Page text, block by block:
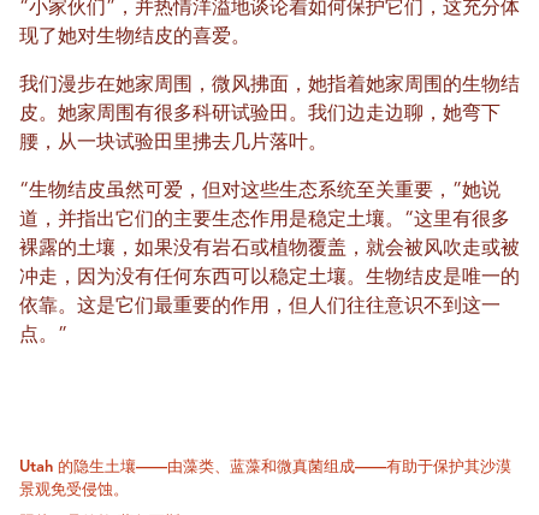
“小家伙们”，并热情洋溢地谈论着如何保护它们，这充分体
现了她对生物结皮的喜爱。
我们漫步在她家周围，微风拂面，她指着她家周围的生物结
皮。她家周围有很多科研试验田。我们边走边聊，她弯下
腰，从一块试验田里拂去几片落叶。
“生物结皮虽然可爱，但对这些生态系统至关重要，”她说
道，并指出它们的主要生态作用是稳定土壤。“这里有很多
裸露的土壤，如果没有岩石或植物覆盖，就会被风吹走或被
冲走，因为没有任何东西可以稳定土壤。生物结皮是唯一的
依靠。这是它们最重要的作用，但人们往往意识不到这一
点。”
Utah 的隐生土壤——由藻类、蓝藻和微真菌组成——有助于保护其沙漠
景观免受侵蚀。